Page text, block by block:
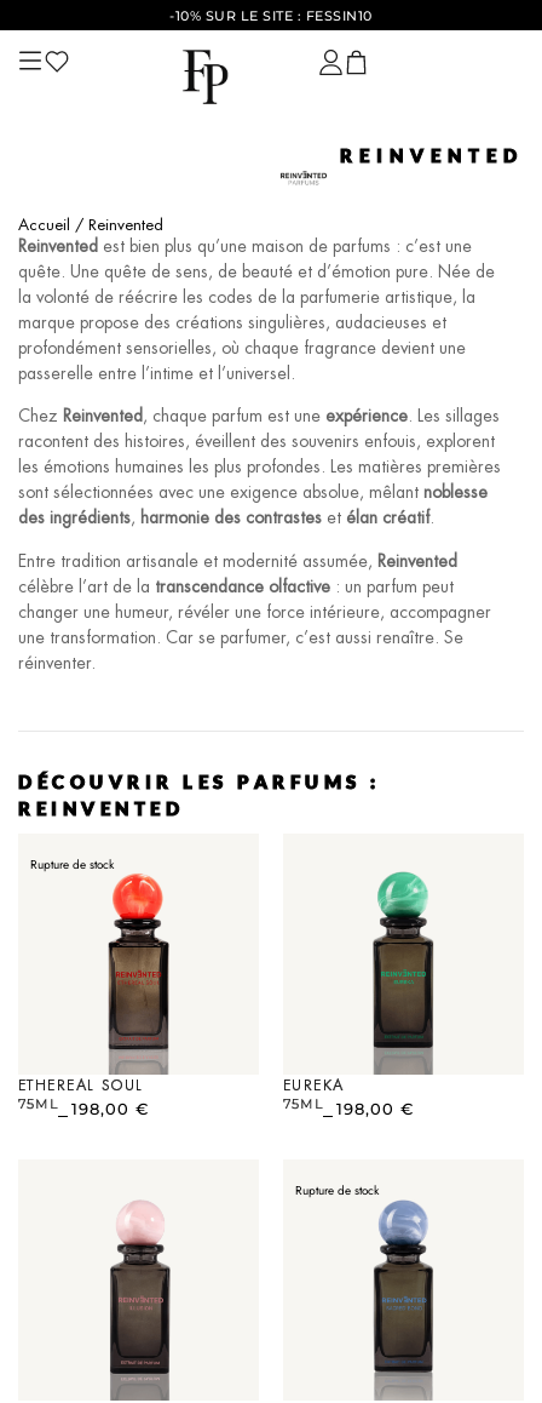
-10% SUR LE SITE : FESSIN10
REINVENTED
Accueil / Reinvented
Reinvented est bien plus qu’une maison de parfums : c’est une
quête. Une quête de sens, de beauté et d’émotion pure. Née de
la volonté de réécrire les codes de la parfumerie artistique, la
marque propose des créations singulières, audacieuses et
profondément sensorielles, où chaque fragrance devient une
passerelle entre l’intime et l’universel.
Chez Reinvented, chaque parfum est une expérience. Les sillages
racontent des histoires, éveillent des souvenirs enfouis, explorent
les émotions humaines les plus profondes. Les matières premières
sont sélectionnées avec une exigence absolue, mêlant noblesse
des ingrédients, harmonie des contrastes et élan créatif.
Entre tradition artisanale et modernité assumée, Reinvented
célèbre l’art de la transcendance olfactive : un parfum peut
changer une humeur, révéler une force intérieure, accompagner
une transformation. Car se parfumer, c’est aussi renaître. Se
réinventer.
DÉCOUVRIR LES PARFUMS :
REINVENTED
Rupture de stock
ETHEREAL SOUL
75ML 198,00€
EUREKA
75ML 198,00€
Rupture de stock